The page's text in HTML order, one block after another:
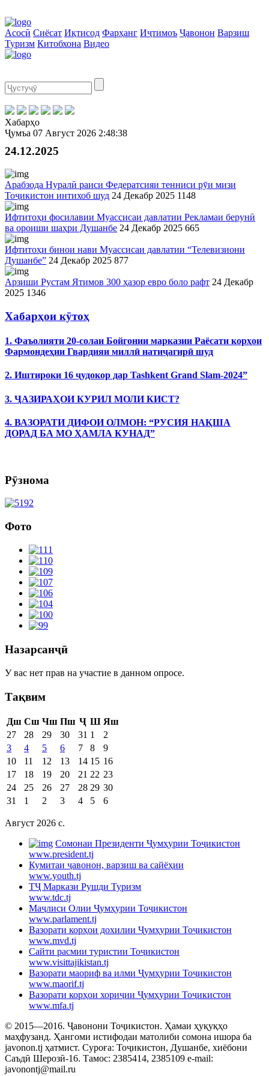
Асосӣ Сиёсат Иқтисод Фарҳанг Иҷтимоъ Ҷавонон Варзиш
Туризм Китобхона Видео
Хабарҳо
Ҷумъа 07 Август 2026 2:48:38
24.12.2025
Арабзода Нуралӣ раиси Федератсияи тенниси рӯи мизи
Тоҷикистон интихоб шуд 24 Декабр 2025 1148
Ифтитоҳи фосилавии Муассисаи давлатии Рекламаи берунӣ
ва ороиши шаҳри Душанбе 24 Декабр 2025 665
Ифтитоҳи бинои нави Муассисаи давлатии “Телевизиони
Душанбе” 24 Декабр 2025 877
Арзиши Рустам Ятимов 300 ҳазор евро боло рафт 24 Декабр
2025 1346
Хабарҳои кӯтоҳ
1. Фаъолияти 20-солаи Бойгонии марказии Раёсати корҳои
Фармондеҳии Гвардияи миллӣ натиҷагирӣ шуд
2. Иштироки 16 ҷудокор дар Tashkent Grand Slam-2024”
3. ҶАЗИРАҲОИ КУРИЛ МОЛИ КИСТ?
4. ВАЗОРАТИ ДИФОИ ОЛМОН: “РУСИЯ НАҚША
ДОРАД БА МО ҲАМЛА КУНАД”
Рӯзнома
Фото
Назарсанҷӣ
У вас нет прав на участие в данном опросе.
Тақвим
Дш Сш Чш Пш Ҷ Ш Яш
27
28 29 30 31 1
2
3
4 5 6 7 8
9
10
11 12 13 14 15 16
17
18 19 20 21 22 23
24
25 26 27 28 29 30
31
1 2 3 4 5 6
Август 2026 c.
Cомонаи Президенти Ҷумҳурии Тоҷикистон
www.president.tj
Кумитаи ҷавонон, варзиш ва сайёҳии
www.youth.tj
ТҶ Маркази Рушди Туризм
www.tdc.tj
Маҷлиси Олии Ҷумҳурии Тоҷикистон
www.parlament.tj
Вазорати корҳои дохилии Ҷумҳурии Тоҷикистон
www.mvd.tj
Сайти расмии туристии Тоҷикистон
www.visittajikistan.tj
Вазорати маориф ва илми Ҷумҳурии Тоҷикистон
www.maorif.tj
Вазорати корҳои хориҷии Ҷумҳурии Тоҷикистон
www.mfa.tj
© 2015—2016. Ҷавонони Тоҷикистон. Ҳамаи ҳуқуқҳо
маҳфузанд. Ҳангоми истифодаи матолиби сомона ишора ба
javonon.tj ҳатмист. Суроға: Тоҷикистон, Душанбе, хиёбони
Саъдӣ Шерозӣ-16. Тамос: 2385414, 2385109 e-mail:
javonontj@mail.ru